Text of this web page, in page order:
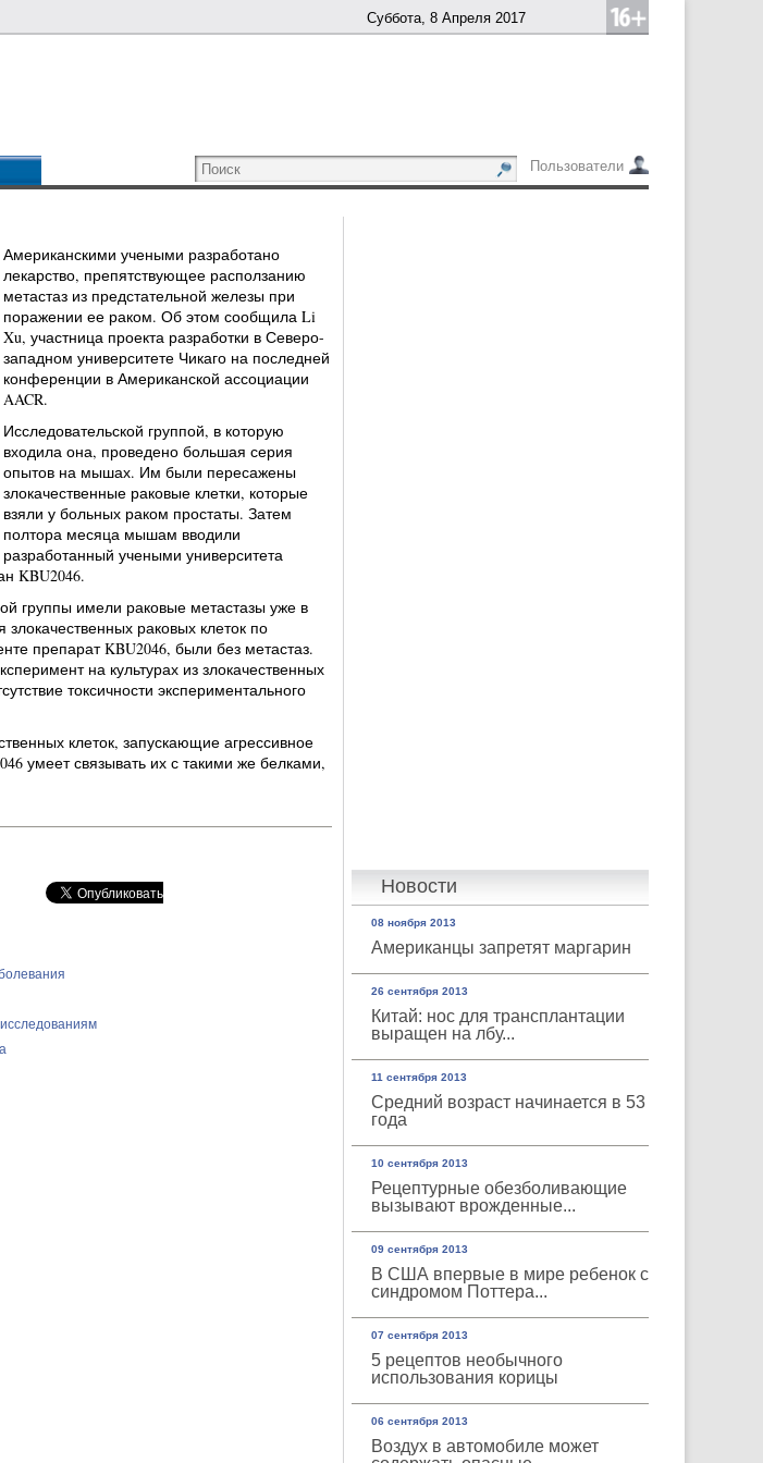
Суббота, 8 Апреля 2017
Пользователи
Новости
08 ноября 2013
Американцы запретят маргарин
26 сентября 2013
Китай: нос для трансплантации
выращен на лбу...
11 сентября 2013
Средний возраст начинается в 53
года
10 сентября 2013
Рецептурные обезболивающие
вызывают врожденные...
09 сентября 2013
В США впервые в мире ребенок с
синдромом Поттера...
07 сентября 2013
5 рецептов необычного
использования корицы
06 сентября 2013
Воздух в автомобиле может
Американскими учеными разработано
лекарство, препятствующее расползанию
метастаз из предстательной железы при
поражении ее раком. Об этом сообщила Li
Xu, участница проекта разработки в Северо-
западном университете Чикаго на последней
конференции в Американской ассоциации
AACR.
Исследовательской группой, в которую
входила она, проведено большая серия
опытов на мышах. Им были пересажены
злокачественные раковые клетки, которые
взяли у больных раком простаты. Затем
полтора месяца мышам вводили
разработанный учеными университета
KBU2046.
группы имели раковые метастазы уже в
злокачественных раковых клеток по
препарат KBU2046, были без метастаз.
на культурах из злокачественных
токсичности экспериментального
клеток, запускающие агрессивное
умеет связывать их с такими же белками,